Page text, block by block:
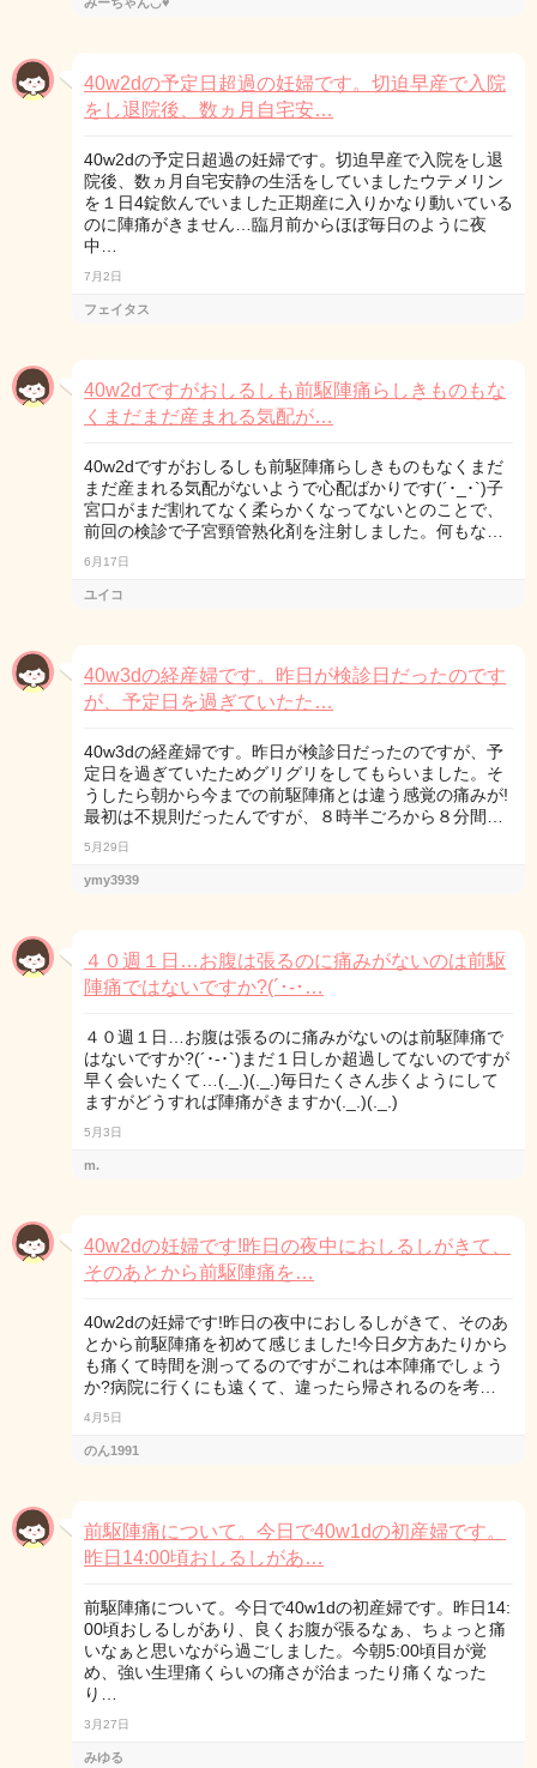
40w2dの予定日超過の妊婦です。切迫早産で入院
をし退院後、数ヵ月自宅安…
40w2dの予定日超過の妊婦です。切迫早産で入院をし退
院後、数ヵ月自宅安静の生活をしていましたウテメリン
を１日4錠飲んでいました正期産に入りかなり動いている
のに陣痛がきません…臨月前からほぼ毎日のように夜
中…
7月2日
フェイタス
40w2dですがおしるしも前駆陣痛らしきものもな
くまだまだ産まれる気配が…
40w2dですがおしるしも前駆陣痛らしきものもなくまだ
まだ産まれる気配がないようで心配ばかりです(´･_･`)子
宮口がまだ割れてなく柔らかくなってないとのことで、
前回の検診で子宮頸管熟化剤を注射しました。何もな…
6月17日
ユイコ
40w3dの経産婦です。昨日が検診日だったのです
が、予定日を過ぎていたた…
40w3dの経産婦です。昨日が検診日だったのですが、予
定日を過ぎていたためグリグリをしてもらいました。そ
うしたら朝から今までの前駆陣痛とは違う感覚の痛みが!
最初は不規則だったんですが、８時半ごろから８分間…
5月29日
ymy3939
４０週１日…お腹は張るのに痛みがないのは前駆
陣痛ではないですか?(´･-･…
４０週１日…お腹は張るのに痛みがないのは前駆陣痛で
はないですか?(´･-･`)まだ１日しか超過してないのですが
早く会いたくて…(._.)(._.)毎日たくさん歩くようにして
ますがどうすれば陣痛がきますか(._.)(._.)
5月3日
m.
40w2dの妊婦です!昨日の夜中におしるしがきて、
そのあとから前駆陣痛を…
40w2dの妊婦です!昨日の夜中におしるしがきて、そのあ
とから前駆陣痛を初めて感じました!今日夕方あたりから
も痛くて時間を測ってるのですがこれは本陣痛でしょう
か?病院に行くにも遠くて、違ったら帰されるのを考…
4月5日
のん1991
前駆陣痛について。今日で40w1dの初産婦です。
昨日14:00頃おしるしがあ…
前駆陣痛について。今日で40w1dの初産婦です。昨日14:
00頃おしるしがあり、良くお腹が張るなぁ、ちょっと痛
いなぁと思いながら過ごしました。今朝5:00頃目が覚
め、強い生理痛くらいの痛さが治まったり痛くなった
り…
3月27日
みゆる